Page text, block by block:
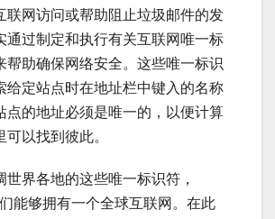
联网访问或帮助阻止垃圾邮件的发
通过制定和执行有关互联网唯一标
帮助确保网络安全。这些唯一标识
给定站点时在地址栏中键入的名称
点的地址必须是唯一的，以便计算
以找到彼此。
世界各地的这些唯一标识符，
能够拥有一个全球互联网。在此